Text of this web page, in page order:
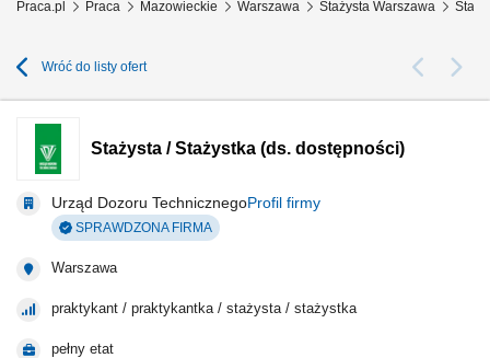
Praca.pl Praca Mazowieckie Warszawa Stażysta Warszawa
Wróć do listy ofert
Stażysta / Stażystka (ds. dostępności)
Urząd Dozoru TechnicznegoProfil firmy
SPRAWDZONA FIRMA
Warszawa
praktykant / praktykantka / stażysta / stażystka
pełny etat